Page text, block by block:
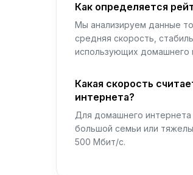
Как определяется
Мы анализируем данные
средняя скорость,
использующих домашнего
Какая скорость
интернета?
Для домашнего
большой семьи или
500 Мбит/с.